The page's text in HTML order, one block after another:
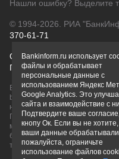
Нашли ошибку? Выделите
© 1994-2026. РИА
370-61-71
О проектеПолитика
Правовая информацияДля
Вся информация о продуктах
bankinform.ru, носит
не является публичной
ГК РФ. Информация не
может быть изменена.
банков или при личном
товарные знаки принадлежит
Bankinform.ru использует
файлы и обрабатывает
персональные данные с
использованием Яндекс
Google Analytics. Это
сайта и взаимодействие с
Подтвердите ваше
кнопу Ок. Если вы не
ваши данные
пожалуйста, ограничьте
использование файлов